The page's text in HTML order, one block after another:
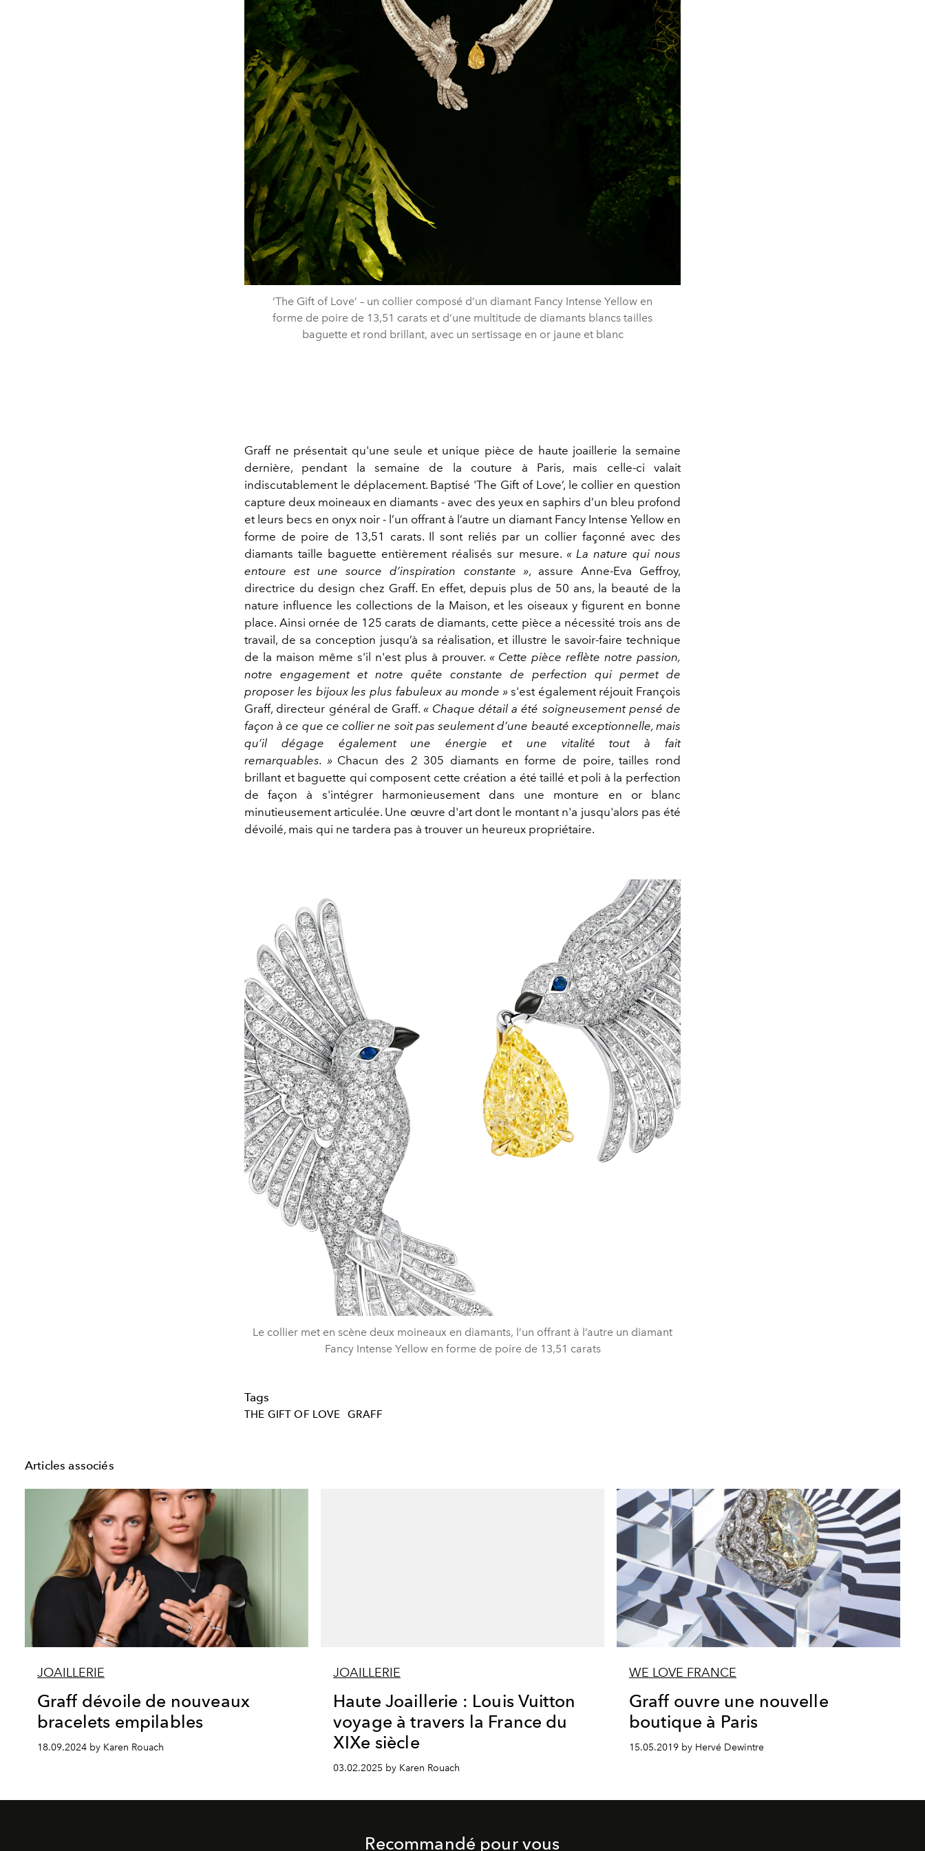
‘The Gift of Love’ – un collier composé d’un diamant Fancy Intense Yellow en
forme de poire de 13,51 carats et d’une multitude de diamants blancs tailles
baguette et rond brillant, avec un sertissage en or jaune et blanc
Graff ne présentait qu'une seule et unique pièce de haute joaillerie la semaine
dernière, pendant la semaine de la couture à Paris, mais celle-ci valait
indiscutablement le déplacement. Baptisé 'The Gift of Love’, le collier en question
capture deux moineaux en diamants - avec des yeux en saphirs d’un bleu profond
et leurs becs en onyx noir - l’un offrant à l’autre un diamant Fancy Intense Yellow en
forme de poire de 13,51 carats. Il sont reliés par un collier façonné avec des
diamants taille baguette entièrement réalisés sur mesure. « La nature qui nous
entoure est une source d’inspiration constante », assure Anne-Eva Geffroy,
directrice du design chez Graff. En effet, depuis plus de 50 ans, la beauté de la
nature influence les collections de la Maison, et les oiseaux y figurent en bonne
place. Ainsi ornée de 125 carats de diamants, cette pièce a nécessité trois ans de
travail, de sa conception jusqu’à sa réalisation, et illustre le savoir-faire technique
de la maison même s'il n'est plus à prouver. « Cette pièce reflète notre passion,
notre engagement et notre quête constante de perfection qui permet de
proposer les bijoux les plus fabuleux au monde » s'est également réjouit François
Graff, directeur général de Graff. « Chaque détail a été soigneusement pensé de
façon à ce que ce collier ne soit pas seulement d’une beauté exceptionnelle, mais
qu’il dégage également une énergie et une vitalité tout à fait
remarquables. » Chacun des 2 305 diamants en forme de poire, tailles rond
brillant et baguette qui composent cette création a été taillé et poli à la perfection
de façon à s'intégrer harmonieusement dans une monture en or blanc
minutieusement articulée. Une œuvre d'art dont le montant n'a jusqu'alors pas été
dévoilé, mais qui ne tardera pas à trouver un heureux propriétaire.
Le collier met en scène deux moineaux en diamants, l’un offrant à l’autre un diamant
Fancy Intense Yellow en forme de poire de 13,51 carats
Tags
THE GIFT OF LOVE GRAFF
Articles associés
JOAILLERIE
Graff dévoile de nouveaux
bracelets empilables
18.09.2024 by Karen Rouach
JOAILLERIE
Haute Joaillerie : Louis Vuitton
voyage à travers la France du
XIXe siècle
03.02.2025 by Karen Rouach
WE LOVE FRANCE
Graff ouvre une nouvelle
boutique à Paris
15.05.2019 by Hervé Dewintre
Recommandé pour vous